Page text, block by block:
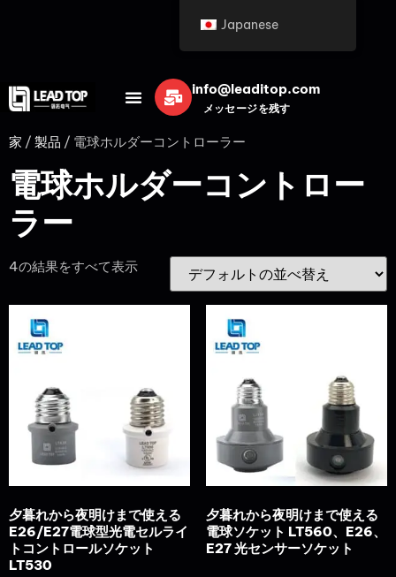
info@leaditop.com
メッセージを残す
家 / 製品 / 電球ホルダーコントローラー
電球ホルダーコントロー
ラー
4の結果をすべて表示
夕暮れから夜明けまで使える
E26/E27電球型光電セルライ
トコントロールソケット
LT530
夕暮れから夜明けまで使える
電球ソケット LT560、E26、
E27 光センサーソケット
Japanese